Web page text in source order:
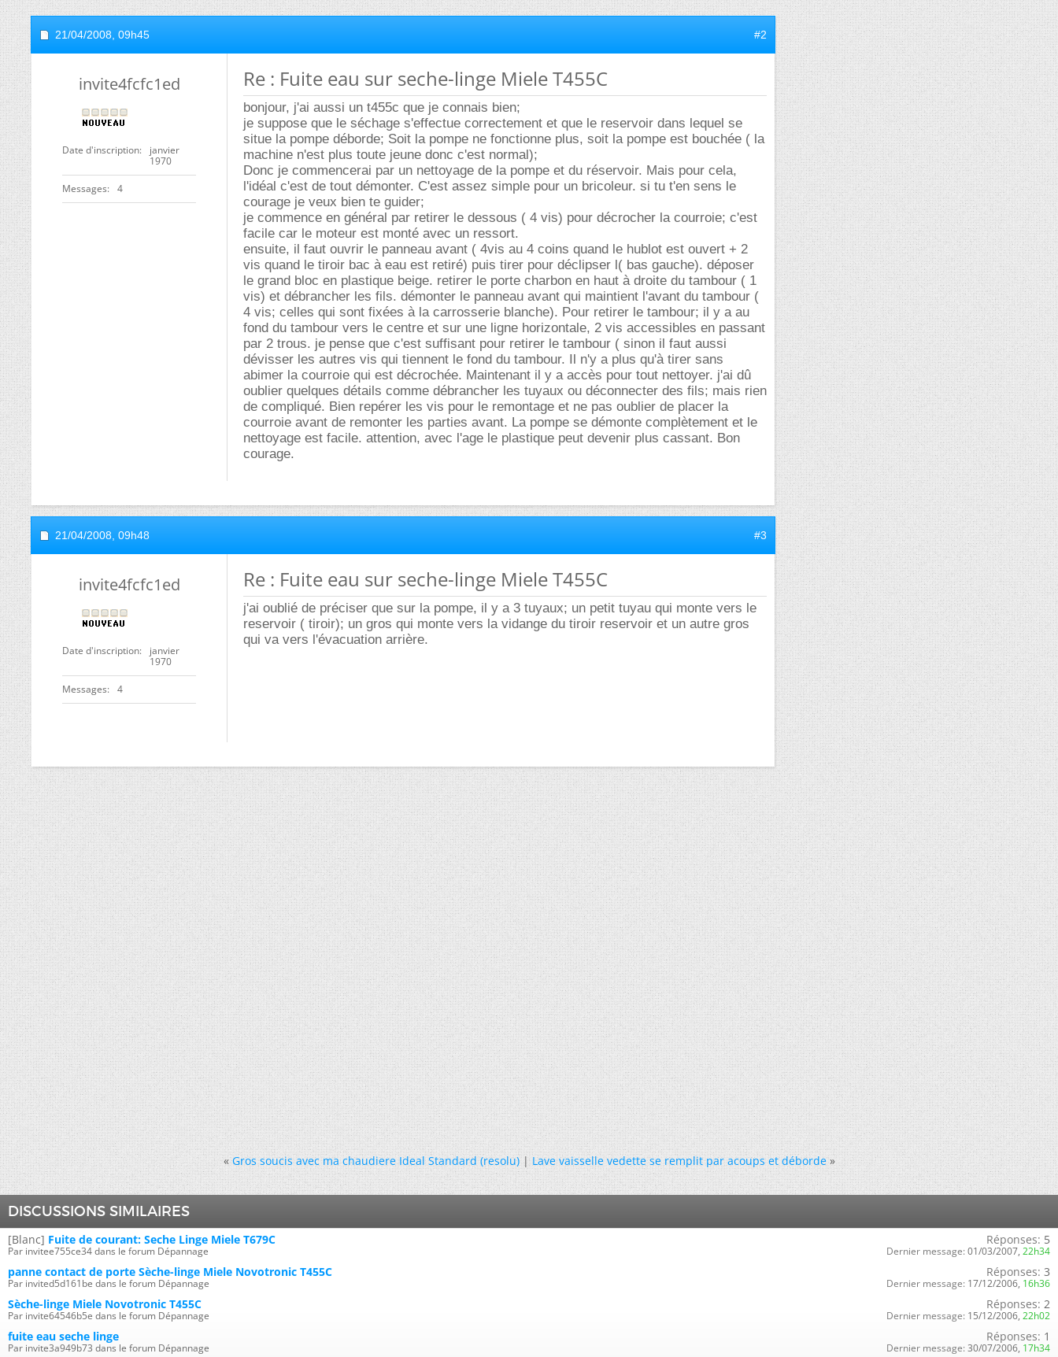
21/04/2008, 09h45 #2
invite4fcfc1ed
Date d'inscription
janvier
1970
Messages 4
Re : Fuite eau sur seche-linge Miele T455C
bonjour, j'ai aussi un t455c que je connais bien;
je suppose que le séchage s'effectue correctement et que le reservoir dans lequel se
situe la pompe déborde; Soit la pompe ne fonctionne plus, soit la pompe est bouchée ( la
machine n'est plus toute jeune donc c'est normal);
Donc je commencerai par un nettoyage de la pompe et du réservoir. Mais pour cela,
l'idéal c'est de tout démonter. C'est assez simple pour un bricoleur. si tu t'en sens le
courage je veux bien te guider;
je commence en général par retirer le dessous ( 4 vis) pour décrocher la courroie; c'est
facile car le moteur est monté avec un ressort.
ensuite, il faut ouvrir le panneau avant ( 4vis au 4 coins quand le hublot est ouvert + 2
vis quand le tiroir bac à eau est retiré) puis tirer pour déclipser l( bas gauche). déposer
le grand bloc en plastique beige. retirer le porte charbon en haut à droite du tambour ( 1
vis) et débrancher les fils. démonter le panneau avant qui maintient l'avant du tambour (
4 vis; celles qui sont fixées à la carrosserie blanche). Pour retirer le tambour; il y a au
fond du tambour vers le centre et sur une ligne horizontale, 2 vis accessibles en passant
par 2 trous. je pense que c'est suffisant pour retirer le tambour ( sinon il faut aussi
dévisser les autres vis qui tiennent le fond du tambour. Il n'y a plus qu'à tirer sans
abimer la courroie qui est décrochée. Maintenant il y a accès pour tout nettoyer. j'ai dû
oublier quelques détails comme débrancher les tuyaux ou déconnecter des fils; mais rien
de compliqué. Bien repérer les vis pour le remontage et ne pas oublier de placer la
courroie avant de remonter les parties avant. La pompe se démonte complètement et le
nettoyage est facile. attention, avec l'age le plastique peut devenir plus cassant. Bon
courage.
21/04/2008, 09h48 #3
invite4fcfc1ed
Date d'inscription
janvier
1970
Messages 4
Re : Fuite eau sur seche-linge Miele T455C
j'ai oublié de préciser que sur la pompe, il y a 3 tuyaux; un petit tuyau qui monte vers le
reservoir ( tiroir); un gros qui monte vers la vidange du tiroir reservoir et un autre gros
qui va vers l'évacuation arrière.
« Gros soucis avec ma chaudiere Ideal Standard (resolu)|Lave vaisselle vedette se remplit par acoups et déborde »
DISCUSSIONS SIMILAIRES
[Blanc] Fuite de courant: Seche Linge Miele T679C
Par invitee755ce34 dans le forum Dépannage
Réponses: 5
Dernier message: 01/03/2007, 22h34
panne contact de porte Sèche-linge Miele Novotronic T455C
Par invited5d161be dans le forum Dépannage
Réponses: 3
Dernier message: 17/12/2006, 16h36
Sèche-linge Miele Novotronic T455C
Par invite64546b5e dans le forum Dépannage
Réponses: 2
Dernier message: 15/12/2006, 22h02
fuite eau seche linge
Par invite3a949b73 dans le forum Dépannage
Réponses: 1
Dernier message: 30/07/2006, 17h34